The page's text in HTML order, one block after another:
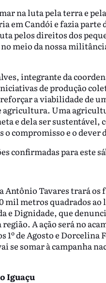
na luta pela terra e
em Candói e fazia parte
pelos direitos dos
meio da nossa
integrante da
de produção
a viabilidade de
agricultura. Uma
e dela ser sustentável,
o compromisso e o
confirmadas para este
Antônio Tavares trará os
mil metros quadrados
e Dignidade, que
região. A ação será no
1º de Agosto e
se somar à campanha
Iguaçu